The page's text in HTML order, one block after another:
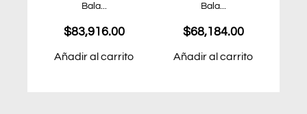
Bala...
$83,916.00
Añadir al carrito
Bala...
$68,184.00
Añadir al carrito